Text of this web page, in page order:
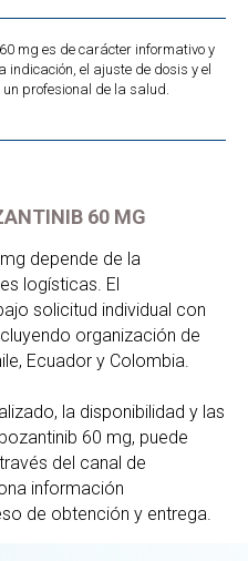
mg es de carácter informativo y
indicación, el ajuste de dosis y el
profesional de la salud.
60 MG
depende de la
logísticas. El
solicitud individual con
organización de
Ecuador y Colombia.
la disponibilidad y las
60 mg, puede
del canal de
información
de obtención y entrega.